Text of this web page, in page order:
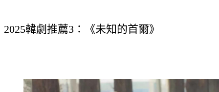
2025韓劇推薦3：《未知的首爾》